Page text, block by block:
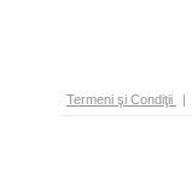
Termeni şi Condiţii |